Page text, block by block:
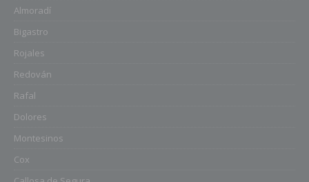
Almoradí
Bigastro
Rojales
Redován
Rafal
Dolores
Montesinos
Cox